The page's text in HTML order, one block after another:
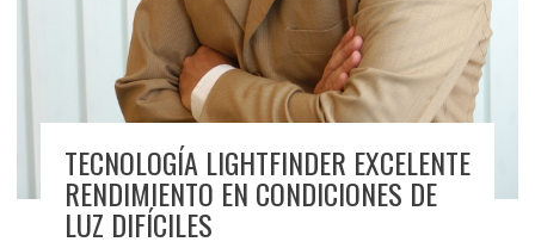
TECNOLOGÍA LIGHTFINDER EXCELENTE
RENDIMIENTO EN CONDICIONES DE
LUZ DIFÍCILES